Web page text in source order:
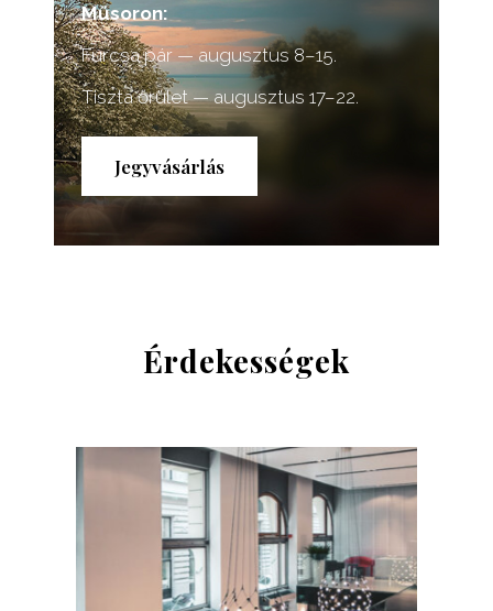
Műsoron:
Furcsa pár — augusztus 8–15.
Tiszta őrület — augusztus 17–22.
Jegyvásárlás
Érdekességek